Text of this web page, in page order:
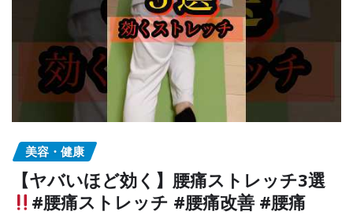
美容・健康
【ヤバいほど効く】腰痛ストレッチ3選
#腰痛ストレッチ #腰痛改善 #腰痛